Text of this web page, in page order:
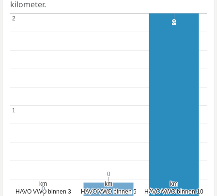
kilometer.
HAVO VWO binnen 3
HAVO VWO binnen 3
km
km
HAVO VWO binnen 5
HAVO VWO binnen 5
km
km
HAVO VWO binnen 10
HAVO VWO binnen 10
km
km
1
1
2
2
0
0
0
0
2
2